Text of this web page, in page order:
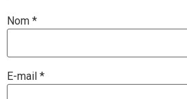
Nom *
E-mail *